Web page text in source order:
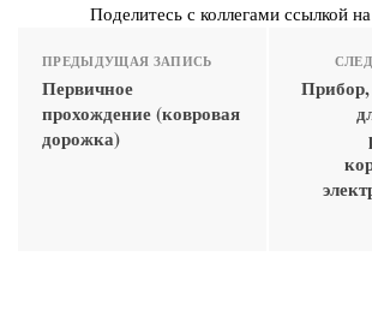
Поделитесь с коллегами ссылкой
ПРЕДЫДУЩАЯ ЗАПИСЬ
Первичное
прохождение (ковровая
дорожка)